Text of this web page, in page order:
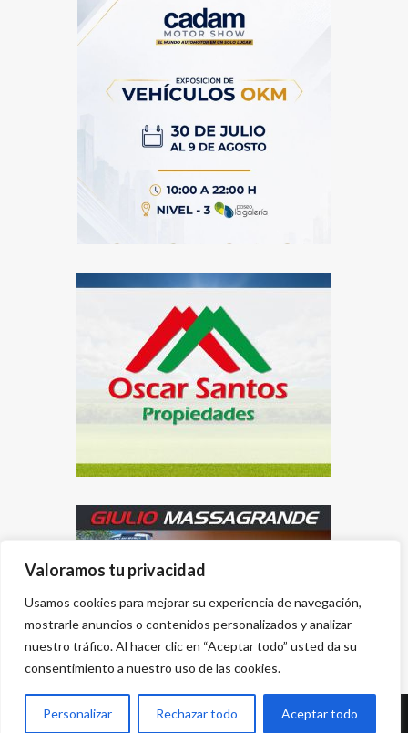
Valoramos tu privacidad
Usamos cookies para mejorar su experiencia de navegación,
mostrarle anuncios o contenidos personalizados y analizar
nuestro tráfico. Al hacer clic en “Aceptar todo” usted da su
consentimiento a nuestro uso de las cookies.
Personalizar Rechazar todo Aceptar todo
Desarrollado por